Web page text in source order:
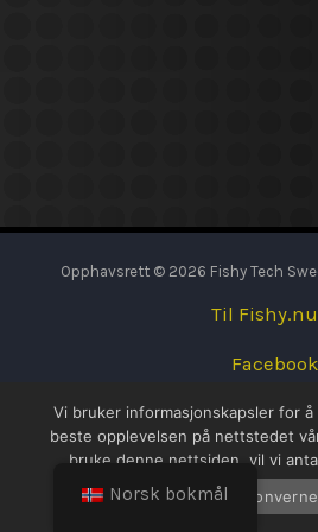
Opphavsrett © 2026 Fishy Tech
Til
Facebook
Norsk bokmål
Vi bruker informasjonskapsler for
beste opplevelsen på nettstedet
bruke denne nettsiden, vil vi
OK